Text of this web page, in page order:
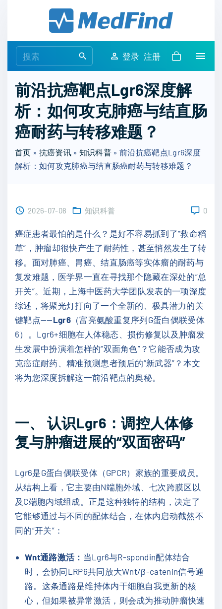
e
r
c
h
f
r
:
登录 注册
前沿抗癌靶点Lgr6深度解
析：如何攻克肺癌与结直肠
癌耐药与转移难题？
首页 » 抗癌资讯» 知识科普 »前沿抗癌靶点Lgr6深度
解析：如何攻克肺癌与结直肠癌耐药与转移难题？
2026-07-08 知识科普 0
癌症患者最怕的是什么？是好不容易抓到了“救命稻
草”，肿瘤却很快产生了耐药性，甚至悄然发生了转
移。面对肺癌、胃癌、结直肠癌等实体瘤的耐药与
复发难题，医学界一直在寻找那个隐藏在深处的“总
开关”。近期，上海中医药大学团队发表的一项深度
综述，将聚光灯打向了一个全新的、极具潜力的关
键靶点——Lgr6（富亮氨酸重复序列G蛋白偶联受体
6）。Lgr6+细胞在人体稳态、损伤修复以及肿瘤发
生发展中扮演着怎样的“双面角色”？它能否成为攻
克癌症耐药、精准预测患者预后的“新武器”？本文
将为您深度拆解这一前沿靶点的奥秘。
一、 认识Lgr6：调控人体修
复与肿瘤进展的“双面密码”
Lgr6是G蛋白偶联受体（GPCR）家族的重要成员。
从结构上看，它主要由N端胞外域、七次跨膜区以
及C端胞内域组成。正是这种独特的结构，决定了
它能够通过与不同的配体结合，在体内启动截然不
同的“开关”：
Wnt通路激活： 当Lgr6与R-spondin配体结合
时，会协同LRP6共同放大Wnt/β-catenin信号通
路。这条通路是维持体内干细胞自我更新的核
心，但如果被异常激活，则会成为推动肿瘤快速